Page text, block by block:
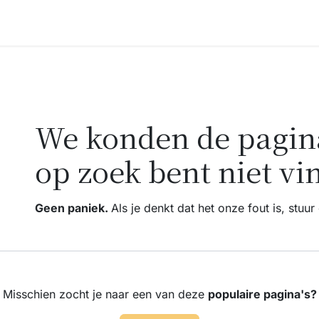
Fout 404
We konden de
op zoek bent niet
Geen paniek. Als je denkt dat het onze fout is,
Misschien zocht je naar een van deze populaire pagina's?